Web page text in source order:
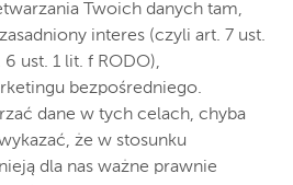
Twoich danych tam,
interes (czyli art. 7 ust.
ust. 1 lit. f RODO),
bezpośredniego.
dane w tych celach, chyba
że w stosunku
dla nas ważne prawnie